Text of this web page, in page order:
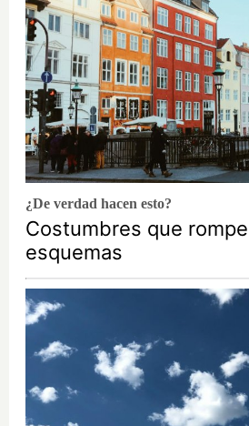
¿De verdad hacen esto?
Costumbres que
esquemas